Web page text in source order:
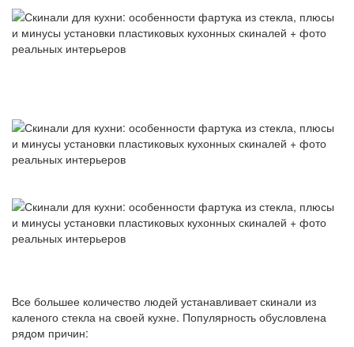
Все большее количество людей устанавливает скинали из
каленого стекла на своей кухне. Популярность обусловлена
рядом причин: